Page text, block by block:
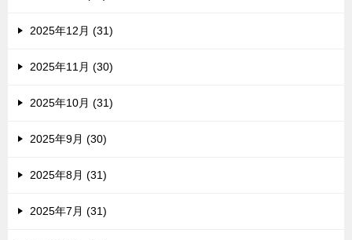
2025年12月 (31)
2025年11月 (30)
2025年10月 (31)
2025年9月 (30)
2025年8月 (31)
2025年7月 (31)